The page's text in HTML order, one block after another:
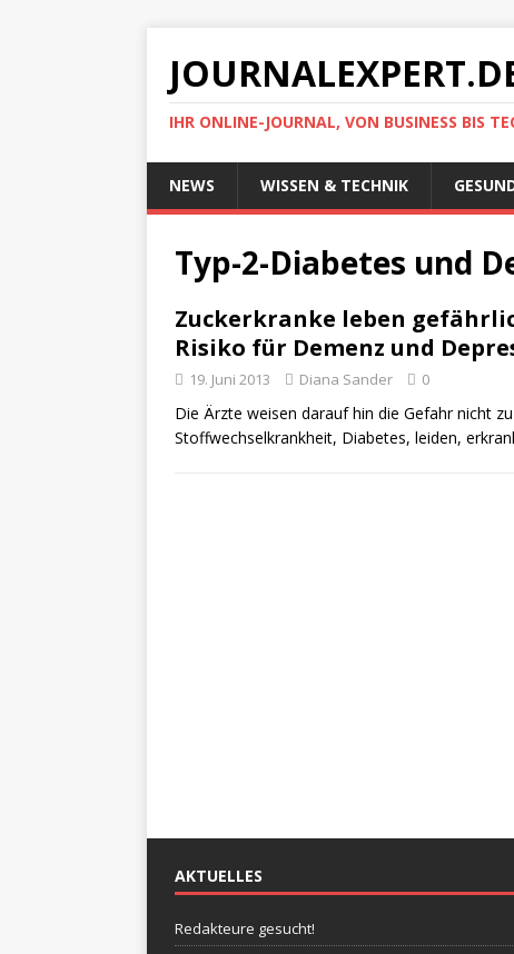
IHR ONLINE-JOURNAL, VON BUSINESS BIS
NEWS WISSEN & TECHNIK
Typ-2-Diabetes und
Zuckerkranke leben
Risiko für Demenz und
19. Juni 2013 Diana Sander 0
Die Ärzte weisen darauf hin die Gefahr nicht
Stoffwechselkrankheit, Diabetes, leiden,
AKTUELLES
Redakteure gesucht!